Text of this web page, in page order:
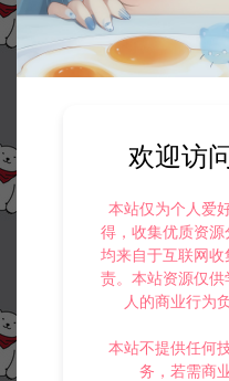
此资源下载价格为 50
收藏 (0)
欢迎访
本站仅为个人爱
得，收集优质资
均来自于互联网
责。本站资源仅
人的商业行为
本站不提供任何
务，若需商